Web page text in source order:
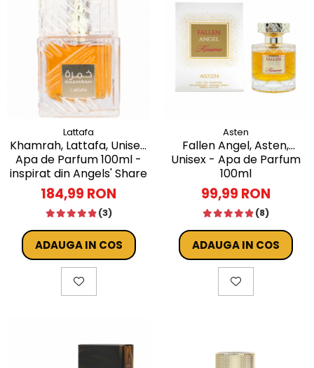
Lattafa
Khamrah, Lattafa, Unisex,
Apa de Parfum 100ml -
inspirat din Angels' Share
by Kilian
184,99 RON
(3)
ADAUGA IN COS
Asten
Fallen Angel, Asten,
Unisex - Apa de Parfum
100ml
99,99 RON
(8)
ADAUGA IN COS